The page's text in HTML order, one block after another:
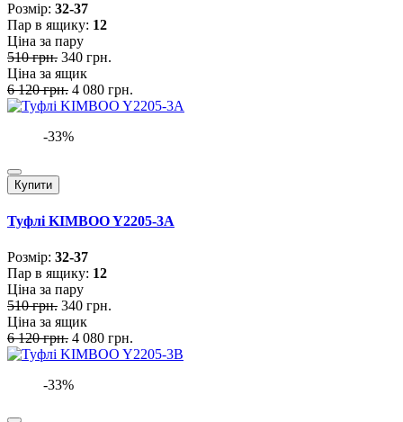
Розмiр: 32-37
Пар в ящику: 12
Ціна за пару
510 грн. 340 грн.
Ціна за ящик
6 120 грн. 4 080 грн.
-33%
Купити
Туфлі KIMBOO Y2205-3A
Розмiр: 32-37
Пар в ящику: 12
Ціна за пару
510 грн. 340 грн.
Ціна за ящик
6 120 грн. 4 080 грн.
-33%